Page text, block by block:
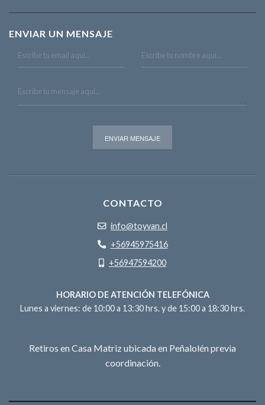
ENVIAR UN MENSAJE
CONTACTO
info@toyvan.cl
+56945975416
+56947594200
HORARIO DE ATENCIÓN TELEFÓNICA
Lunes a viernes: de 10:00 a 13:30 hrs. y de 15:00 a 18:30 hrs.
Retiros en Casa Matriz ubicada en Peñalolén previa
coordinación.